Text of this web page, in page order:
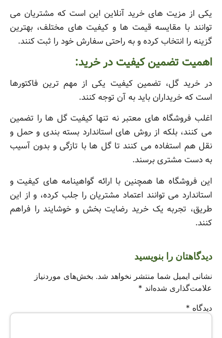
یکی از مزیت های خرید آنلاین این است که مشتریان می
توانند با مقایسه قیمت ها و کیفیت های مختلف، بهترین
گزینه را انتخاب کرده و به راحتی سفارش خود را ثبت کنند.
اهمیت تضمین کیفیت در خرید:
در خرید گل، تضمین کیفیت یکی از مهم ترین فاکتورها
است که خریداران باید به آن توجه کنند.
اغلب فروشگاه های معتبر نه تنها کیفیت گل ها را تضمین
می کنند، بلکه از روش های استاندارد بسته بندی و حمل و
نقل هم استفاده می کنند تا گل ها با تازگی و بدون آسیب
به دست مشتری برسند.
این فروشگاه ها همچنین با ارائه گواهینامه های کیفیت و
استاندارد می توانند اعتماد مشتریان را جلب کرده، و از این
طریق، تجربه یک خرید رضایت بخش و خوشایند را فراهم
کنند.
دیدگاهتان را بنویسید
نشانی ایمیل شما منتشر نخواهد شد. بخش‌های موردنیاز
علامت‌گذاری شده‌اند *
دیدگاه *